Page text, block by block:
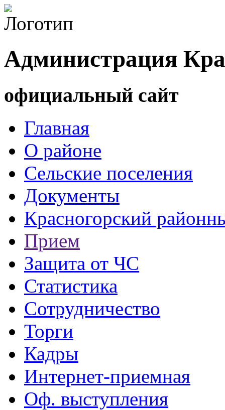
Администрация
официальный сайт
Главная
О районе
Сельские поселения
Документы
Красногорский
Прием
Защита от ЧС
Статистика
Сотрудничество
Торги
Кадры
Интернет-приемная
Оф. выступления